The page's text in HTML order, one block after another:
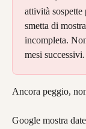
attività
smetta di
incompleta.
mesi successivi.
Ancora peggio,
Google mostra